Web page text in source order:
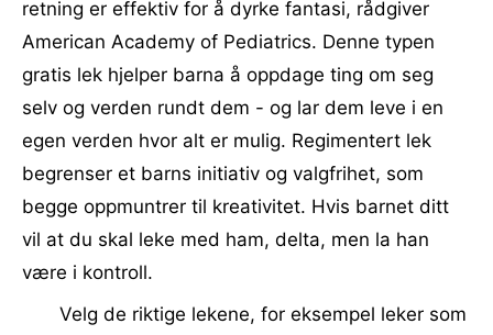
retning er effektiv for å dyrke fantasi, rådgiver
American Academy of Pediatrics. Denne typen
gratis lek hjelper barna å oppdage ting om seg
selv og verden rundt dem - og lar dem leve i en
egen verden hvor alt er mulig. Regimentert lek
begrenser et barns initiativ og valgfrihet, som
begge oppmuntrer til kreativitet. Hvis barnet ditt
vil at du skal leke med ham, delta, men la han
være i kontroll.
Velg de riktige lekene, for eksempel leker som